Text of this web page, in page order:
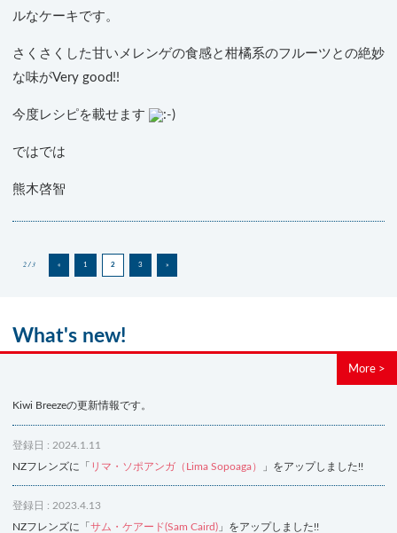
ルなケーキです。
さくさくした甘いメレンゲの食感と柑橘系のフルーツとの絶妙
な味がVery good!!
今度レシピを載せます
ではでは
熊木啓智
2 / 3 « 1 2 3 »
What's new!
More >
Kiwi Breezeの更新情報です。
登録日 : 2024.1.11
NZフレンズに「 リマ・ソポアンガ（Lima Sopoaga） 」をアップしました!!
登録日 : 2023.4.13
NZフレンズに「 サム・ケアード(Sam Caird) 」をアップしました!!